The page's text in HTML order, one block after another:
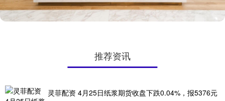
推荐资讯
灵菲配资 4月25日纸浆期货收盘下跌0.04%，报5376元